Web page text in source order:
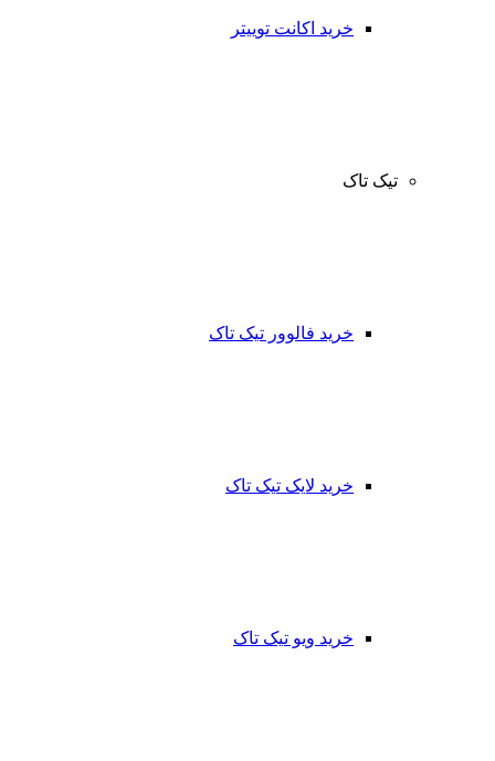
خرید اکانت توییتر
تیک تاک
خرید فالوور تیک تاک
خرید لایک تیک تاک
خرید ویو تیک تاک